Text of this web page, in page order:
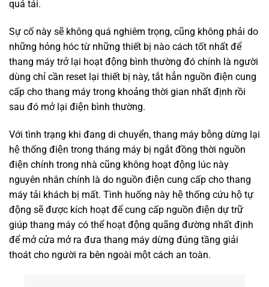
quá tải.
Sự cố này sẽ không quá nghiêm trọng, cũng không phải do
những hỏng hóc từ những thiết bị nào cách tốt nhất để
thang máy trở lại hoạt động bình thường đó chính là người
dùng chỉ cần reset lại thiết bị này, tắt hẳn nguồn điện cung
cấp cho thang máy trong khoảng thời gian nhất định rồi
sau đó mở lại điện bình thường.
Với tình trạng khi đang di chuyển, thang máy bỗng dừng lại
hệ thống điện trong tháng máy bị ngắt đồng thời nguồn
điện chính trong nhà cũng không hoạt động lúc này
nguyên nhân chính là do nguồn điện cung cấp cho thang
máy tải khách bị mất. Tình huống này hệ thống cứu hộ tự
động sẽ được kích hoạt để cung cấp nguồn điện dự trữ
giúp thang máy có thể hoạt động quãng đường nhất định
để mở cửa mở ra đưa thang máy dừng đúng tầng giải
thoát cho người ra bên ngoài một cách an toàn.